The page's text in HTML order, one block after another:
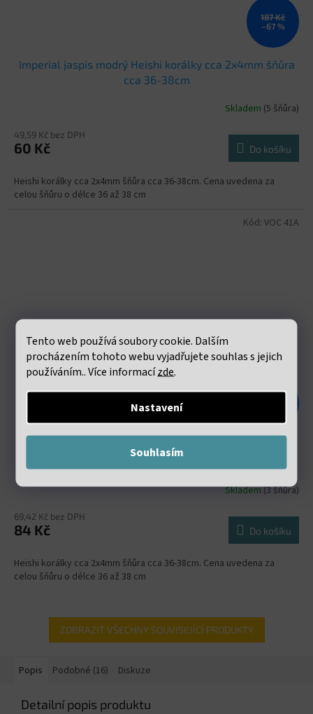
Tento web používá soubory cookie. Dalším
procházením tohoto webu vyjadřujete souhlas s jejich
používáním.. Více informacízde.
Nastavení
Souhlasím
187 Kč
–67 %
Imperial jaspis modrý Heishi korálky cca 2x4mm šňůra
cca 36-38cm
Skladem (5 šňůra)
49,59 Kč bez DPH
60 Kč Do košíku
Heishi korálky cca 2x4mm šňůra cca 36-38cm. Cena uvedena za
celou šňůru o délce 36 až 38 cm
Křišťál Heishi korálky cca 2x4mm šňůra cca 36-38cm
Skladem(3 šňůra)
69,42 Kč bez DPH
84 Kč Do košíku
Heishi korálky cca 2x4mm šňůra cca 36-38cm. Cena uvedena za
celou šňůru o délce 36 až 38 cm
Kód: VOC 41A
ZOBRAZIT VŠECHNY SOUVISEJÍCÍ PRODUKTY
Popis Podobné (16) Diskuze
Detailní popis produktu